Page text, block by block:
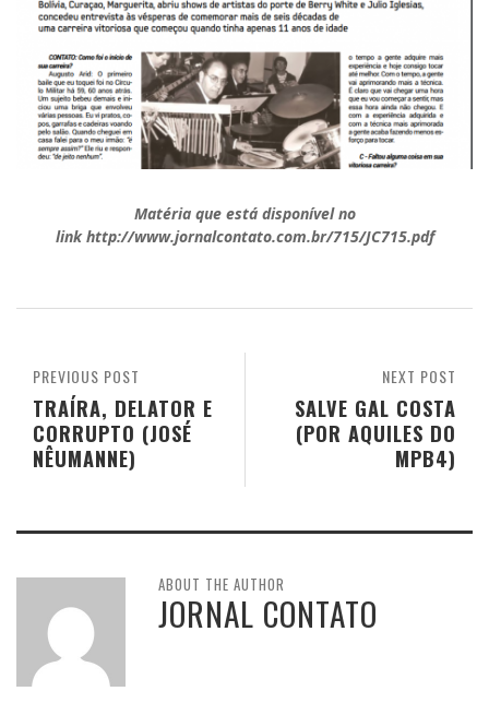
Matéria que está disponível no
link http://www.jornalcontato.com.br/715/JC715.pdf
NEXT POST
SALVE GAL COSTA
(POR AQUILES DO
MPB4)
PREVIOUS POST
TRAÍRA, DELATOR E
CORRUPTO (JOSÉ
NÊUMANNE)
ABOUT THE AUTHOR
JORNAL CONTATO